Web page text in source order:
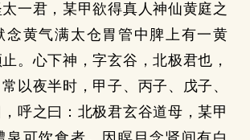
一君，某甲欲得真人神仙黄庭之
念黄气满太仓胃管中脾上有一黄
。心下神，字玄谷，北极君也，
以夜半时，甲子、丙子、戊子、
呼之曰：北极君玄谷道母，某甲